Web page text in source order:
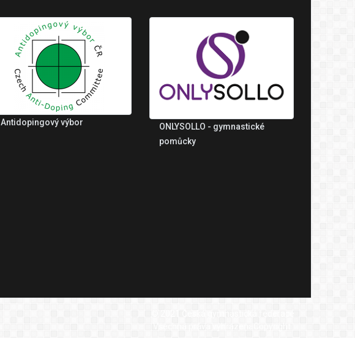
Antidopingový výbor
ONLYSOLLO - gymnastické
pomůcky